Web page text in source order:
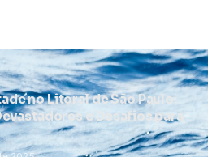
no Litoral de São Paulo:
e Desafios para